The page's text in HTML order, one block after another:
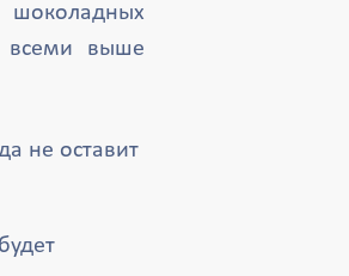
шоколадных
всеми выше
не оставит